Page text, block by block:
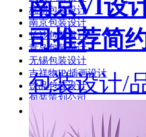
杭州包装设计
南京包装设计
长沙包装设计
青岛包装设计
无锡包装设计
吉祥物IP/插画设计
饮品包装设计
包装策划公司
包装制作公司
南京VI设
司推荐简
包装设计/